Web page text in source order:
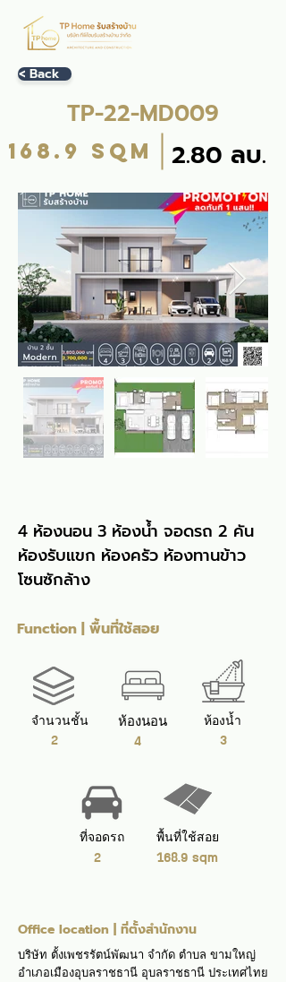
< Back
TP-22-MD009
168.9 sqm 2.80 ลบ.
4 ห้องนอน 3 ห้องน้ำ จอดรถ 2 คัน
ห้องรับแขก ห้องครัว ห้องทานข้าว
โซนซักล้าง
Function | พื้นที่ใช้สอย
จำนวนชั้น
4
ห้องนอน
2
ที่จอดรถ
168.9 sqm
พื้นที่ใช้สอย
ห้องน้ำ
2 3
Office location | ที่ตั้งสำนักงาน
บริษัท ตั้งเพชรรัตน์พัฒนา จำกัด ตำบล ขามใหญ่
อำเภอเมืองอุบลราชธานี อุบลราชธานี ประเทศไทย